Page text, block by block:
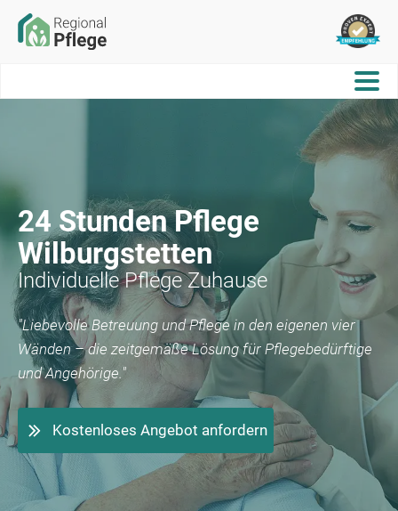
24 Stunden Pflege
Wilburgstetten
Individuelle Pflege Zuhause
"Liebevolle Betreuung und Pflege in den eigenen vier
Wänden – die zeitgemäße Lösung für Pflegebedürftige
und Angehörige."
Kostenloses Angebot anfordern